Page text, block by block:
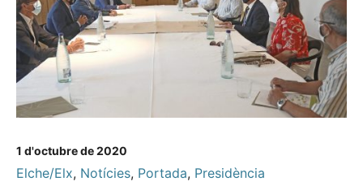
1 d'octubre de 2020
Elche/Elx, Notícies, Portada, Presidència